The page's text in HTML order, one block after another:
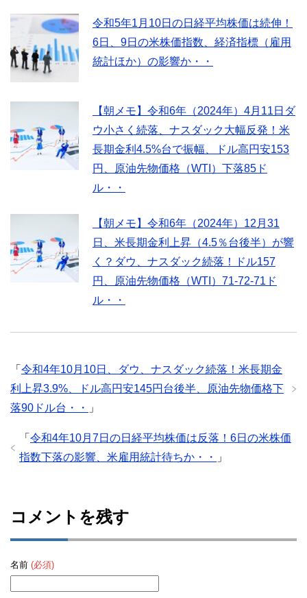
令和5年1月10日の日経平均株価は続伸！
6日、9日の米株価指数、経済指標（雇用
統計ほか）の影響か・・
【朝メモ】令和6年（2024年）4月11日ダ
ウ小さく続落、ナスダック大幅反発！米
長期金利4.5%台で振幅、ドル高円安153
円、原油先物価格（WTI）下落85ド
ル・・
【朝メモ】令和6年（2024年）12月31
日、米長期金利上昇（4.5％台後半）が響
く？ダウ、ナスダック続落！ドル157
円、原油先物価格（WTI）71-72-71ド
ル・・
「 令和4年10月10日、ダウ、ナスダック続落！米長期金
利上昇3.9%、ドル高円安145円台後半、原油先物価格下
落90ドル台・・
」
「 令和4年10月7日の日経平均株価は反落！6日の米株価
指数下落の影響、米雇用統計待ちか・・
」
コメントを残す
名前 (必須)